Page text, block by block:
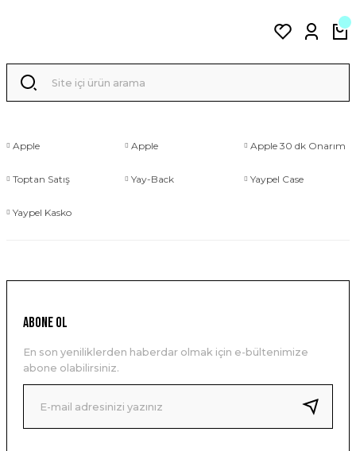
Apple Apple Apple 30 dk Onarım
Toptan Satış Yay-Back Yaypel Case
Yaypel Kasko
ABONE OL
En son yeniliklerden haberdar olmak için e-bültenimize
abone olabilirsiniz.